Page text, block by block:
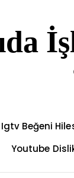
Igtv Beğeni
Youtube